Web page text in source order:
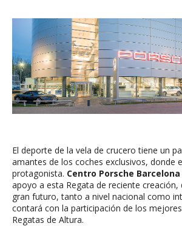
El deporte de la vela de crucero tiene un
amantes de los coches exclusivos, donde
protagonista. Centro Porsche Barcelona
apoyo a esta Regata de reciente creación,
gran futuro, tanto a nivel nacional como
contará con la participación de los
Regatas de Altura.